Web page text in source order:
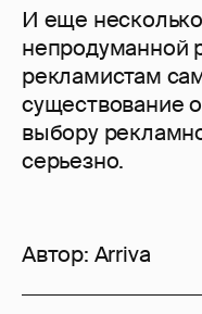
И еще
непродуманной
рекламистам
существование
выбору
серьезно.
Автор: Arriva